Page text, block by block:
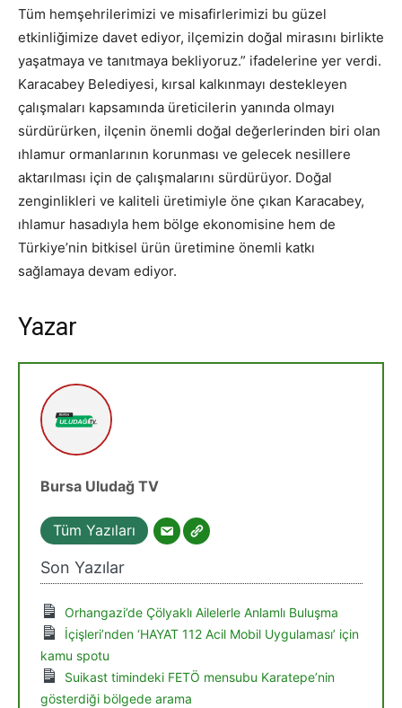
Tüm hemşehrilerimizi ve misafirlerimizi bu güzel
etkinliğimize davet ediyor, ilçemizin doğal mirasını birlikte
yaşatmaya ve tanıtmaya bekliyoruz.” ifadelerine yer verdi.
Karacabey Belediyesi, kırsal kalkınmayı destekleyen
çalışmaları kapsamında üreticilerin yanında olmayı
sürdürürken, ilçenin önemli doğal değerlerinden biri olan
ıhlamur ormanlarının korunması ve gelecek nesillere
aktarılması için de çalışmalarını sürdürüyor. Doğal
zenginlikleri ve kaliteli üretimiyle öne çıkan Karacabey,
ıhlamur hasadıyla hem bölge ekonomisine hem de
Türkiye’nin bitkisel ürün üretimine önemli katkı
sağlamaya devam ediyor.
Yazar
Bursa Uludağ TV
Tüm Yazıları
Son Yazılar
Orhangazi’de Çölyaklı Ailelerle Anlamlı Buluşma
İçişleri’nden ‘HAYAT 112 Acil Mobil Uygulaması’ için
kamu spotu
Suikast timindeki FETÖ mensubu Karatepe’nin
gösterdiği bölgede arama